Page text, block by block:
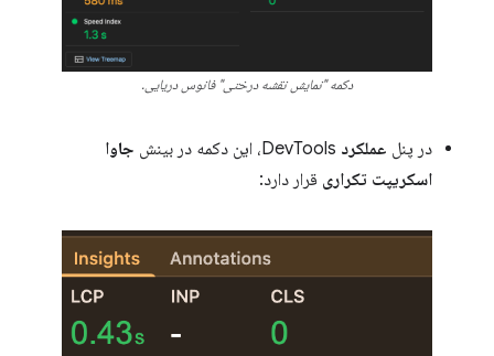
دکمه "نمایش نقشه درختی" فانوس دریایی.
در پنل عملکرد
جاوا
اسکریپت تکراری قرار دارد: